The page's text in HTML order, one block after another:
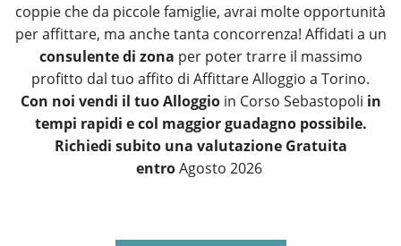
coppie che da piccole famiglie, avrai molte opportunità
per affittare, ma anche tanta concorrenza! Affidati a un
consulente di zona per poter trarre il massimo
profitto dal tuo affito di Affittare Alloggio a Torino.
Con noi vendi il tuo Alloggio in Corso Sebastopoli in
tempi rapidi e col maggior guadagno possibile.
Richiedi subito una valutazione Gratuita
entroAgosto 2026